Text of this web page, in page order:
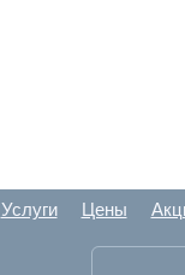
Услуги Цены